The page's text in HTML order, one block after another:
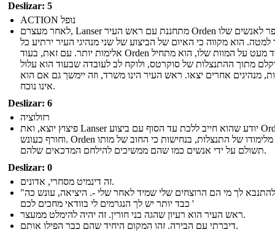
Deslizar: 5
ACTION נופל
לאחר מעצרם, Lanser מתחננת עם ראש העיר Orden לספר לאנשים שלו
למטה. הוא מקווה כי האיום של הביצוע של שני מנהיגי העיר ירתיע כל
אלימות יותר. עם זאת, בעוד Orden חרד מעט על המוות שלו, הוא מתחיל
מתוך ההתנצלות של סוקרטס, ולוקח לב לעובדה שבעוד הוא עלול
מנהיגים אחרים יצאו. ראש העיר הינו משרד, וזה יימשך גם אם הוא
אינו נוכח.
Deslizar: 6
רזולוציה
פיצוץ יוצא, ואת Lanser יודע שהוא חייב ללכת עד הסוף עם ביצוע Orden
וחורף כעונש. Orden מסיים מלימודו של התנצלות, בנחישות כי החוב של מותו
תשולם על ידי אנשים כמו שהם ממשיכים להילחם המדכאים שלהם.
Deslizar: 0
זה דינמיט מסחרי, אדונים.
"אני להתנבא לך מי הם הרוצחים שלי שמיד לאחר שלי -. היציאה, עונש כה
כבד יותר יש לך הנגרמים לי בוודאי מחכים לכם '
ראש העיר הוא רעיון שהגה בני חורין. זה יהיה להימלט ממעצר.
דיברתי עם הבירה. זהו המקום היחיד שהם כבר הפילו אותם.